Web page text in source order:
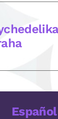
Español